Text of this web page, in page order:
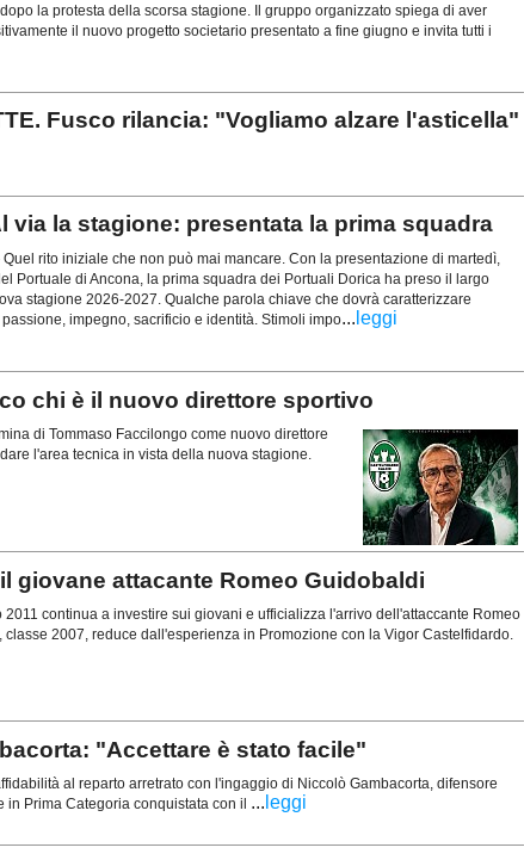
la protesta della scorsa stagione. Il gruppo organizzato spiega di aver
il nuovo progetto societario presentato a fine giugno e invita tutti i
Fusco rilancia: "Vogliamo alzare l'asticella"
via la stagione: presentata la prima squadra
Quel rito iniziale che non può mai mancare. Con la presentazione di martedì,
Portuale di Ancona, la prima squadra dei Portuali Dorica ha preso il largo
stagione 2026-2027. Qualche parola chiave che dovrà caratterizzare
passione, impegno, sacrificio e identità. Stimoli impo... leggi
chi è il nuovo direttore sportivo
di Tommaso Faccilongo come nuovo direttore
l'area tecnica in vista della nuova stagione.
giovane attacante Romeo Guidobaldi
2011 continua a investire sui giovani e ufficializza l'arrivo dell'attaccante Romeo
classe 2007, reduce dall'esperienza in Promozione con la Vigor Castelfidardo.
"Accettare è stato facile"
al reparto arretrato con l'ingaggio di Niccolò Gambacorta, difensore
Prima Categoria conquistata con il ... leggi